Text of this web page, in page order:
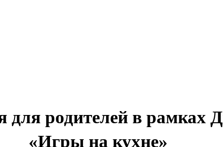
для родителей в рамках
«Игры на кухне»